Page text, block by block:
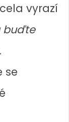
vyrazí
buďte
.
se